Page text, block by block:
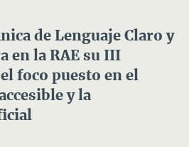
de Lenguaje Claro y
en la RAE su III
foco puesto en el
y la